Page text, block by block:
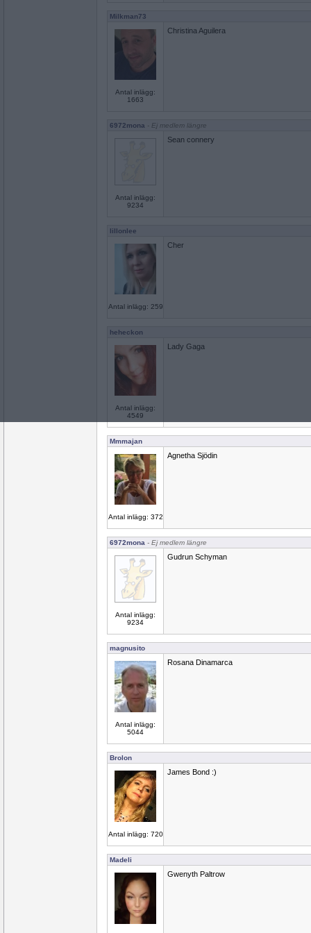
Milkman73
Antal inlägg:
1663
Christina Aguilera
6972mona - Ej medlem längre
Antal inlägg:
9234
Sean connery
lillonlee
Antal inlägg: 259
Cher
heheckon
Antal inlägg:
4549
Lady Gaga
Mmmajan
Antal inlägg: 372
Agnetha Sjödin
6972mona - Ej medlem längre
Antal inlägg:
9234
Gudrun Schyman
magnusito
Antal inlägg:
5044
Rosana Dinamarca
Brolon
Antal inlägg: 720
James Bond :)
Madeli
Gwenyth Paltrow